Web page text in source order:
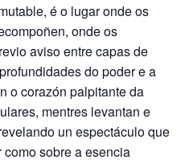
é o lugar onde os
onde os
aviso entre capas de
do poder e a
o corazón palpitante da
mentres levantan e
un espectáculo que
sobre a esencia